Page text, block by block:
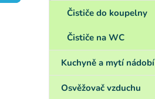
Čističe do koupelny
Čističe na WC
Kuchyně a mytí nádobí
Osvěžovač vzduchu